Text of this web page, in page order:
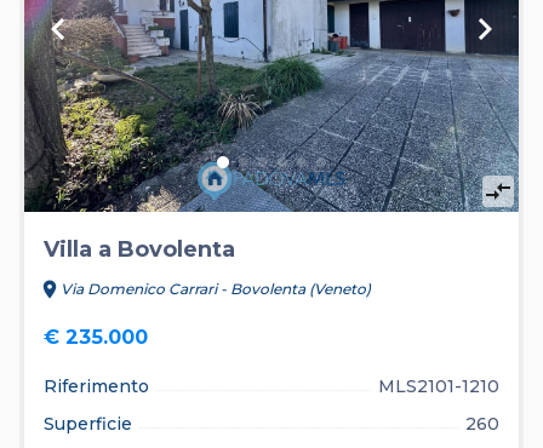
keyboard_arrow_left keyboard_arrow_right
compare_arrows
Villa a Bovolenta
location_on Via Domenico Carrari - Bovolenta (Veneto)
€ 235.000
Riferimento
MLS2101-1210
Superficie
260